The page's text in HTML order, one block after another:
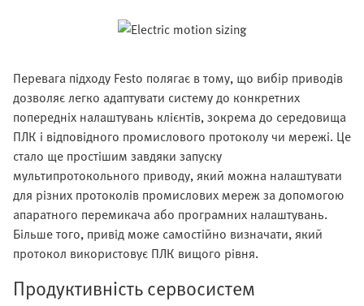
Перевага підходу Festo полягає в тому, що вибір приводів
дозволяє легко адаптувати систему до конкретних
попередніх налаштувань клієнтів, зокрема до середовища
ПЛК і відповідного промислового протоколу чи мережі. Це
стало ще простішим завдяки запуску
мультипротокольного приводу, який можна налаштувати
для різних протоколів промислових мереж за допомогою
апаратного перемикача або програмних налаштувань.
Більше того, привід може самостійно визначати, який
протокол використовує ПЛК вищого рівня.
Продуктивність сервосистем